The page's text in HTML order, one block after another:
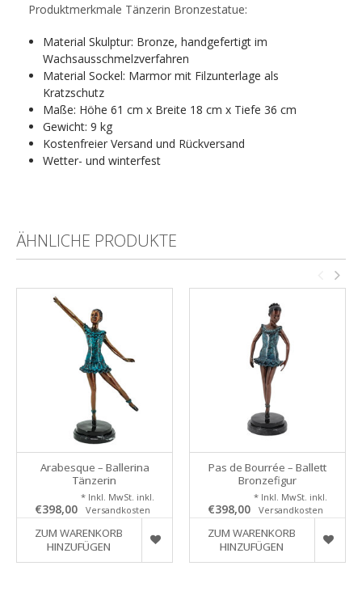
Produktmerkmale Tänzerin Bronzestatue:
Material Skulptur: Bronze, handgefertigt im
Wachsausschmelzverfahren
Material Sockel: Marmor mit Filzunterlage als
Kratzschutz
Maße: Höhe 61 cm x Breite 18 cm x Tiefe 36 cm
Gewicht: 9 kg
Kostenfreier Versand und Rückversand
Wetter- und winterfest
ÄHNLICHE PRODUKTE
Arabesque – Ballerina
Tänzerin
€398,00
* Inkl. MwSt. inkl.
Versandkosten
ZUM WARENKORB
HINZUFÜGEN
Pas de Bourrée – Ballett
Bronzefigur
€398,00
* Inkl. MwSt. inkl.
Versandkosten
ZUM WARENKORB
HINZUFÜGEN